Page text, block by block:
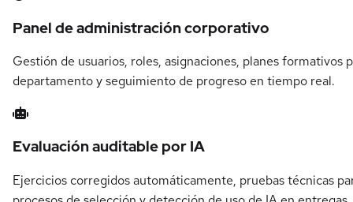
Panel de administración corporativo
Gestión de usuarios, roles, asignaciones, planes formativos
departamento y seguimiento de progreso en tiempo real.
Evaluación auditable por IA
Ejercicios corregidos automáticamente, pruebas técnicas